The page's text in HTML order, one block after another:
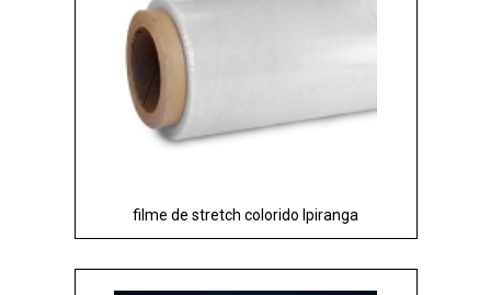
filme de stretch colorido Ipiranga